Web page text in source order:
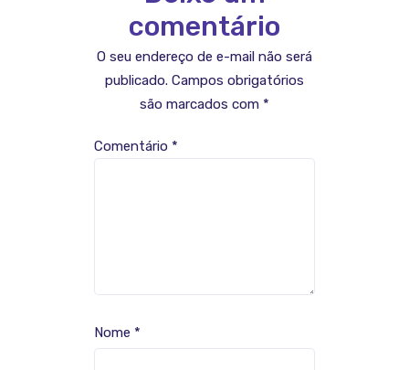
comentário
O seu endereço de e-mail não será
publicado. Campos obrigatórios
são marcados com *
Comentário *
Nome *